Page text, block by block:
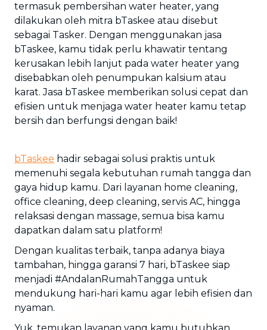
termasuk pembersihan water heater, yang
dilakukan oleh mitra bTaskee atau disebut
sebagai Tasker. Dengan menggunakan jasa
bTaskee, kamu tidak perlu khawatir tentang
kerusakan lebih lanjut pada water heater yang
disebabkan oleh penumpukan kalsium atau
karat. Jasa bTaskee memberikan solusi cepat dan
efisien untuk menjaga water heater kamu tetap
bersih dan berfungsi dengan baik!
bTaskee hadir sebagai solusi praktis untuk
memenuhi segala kebutuhan rumah tangga dan
gaya hidup kamu. Dari layanan home cleaning,
office cleaning, deep cleaning, servis AC, hingga
relaksasi dengan massage, semua bisa kamu
dapatkan dalam satu platform!
Dengan kualitas terbaik, tanpa adanya biaya
tambahan, hingga garansi 7 hari, bTaskee siap
menjadi #AndalanRumahTangga untuk
mendukung hari-hari kamu agar lebih efisien dan
nyaman.